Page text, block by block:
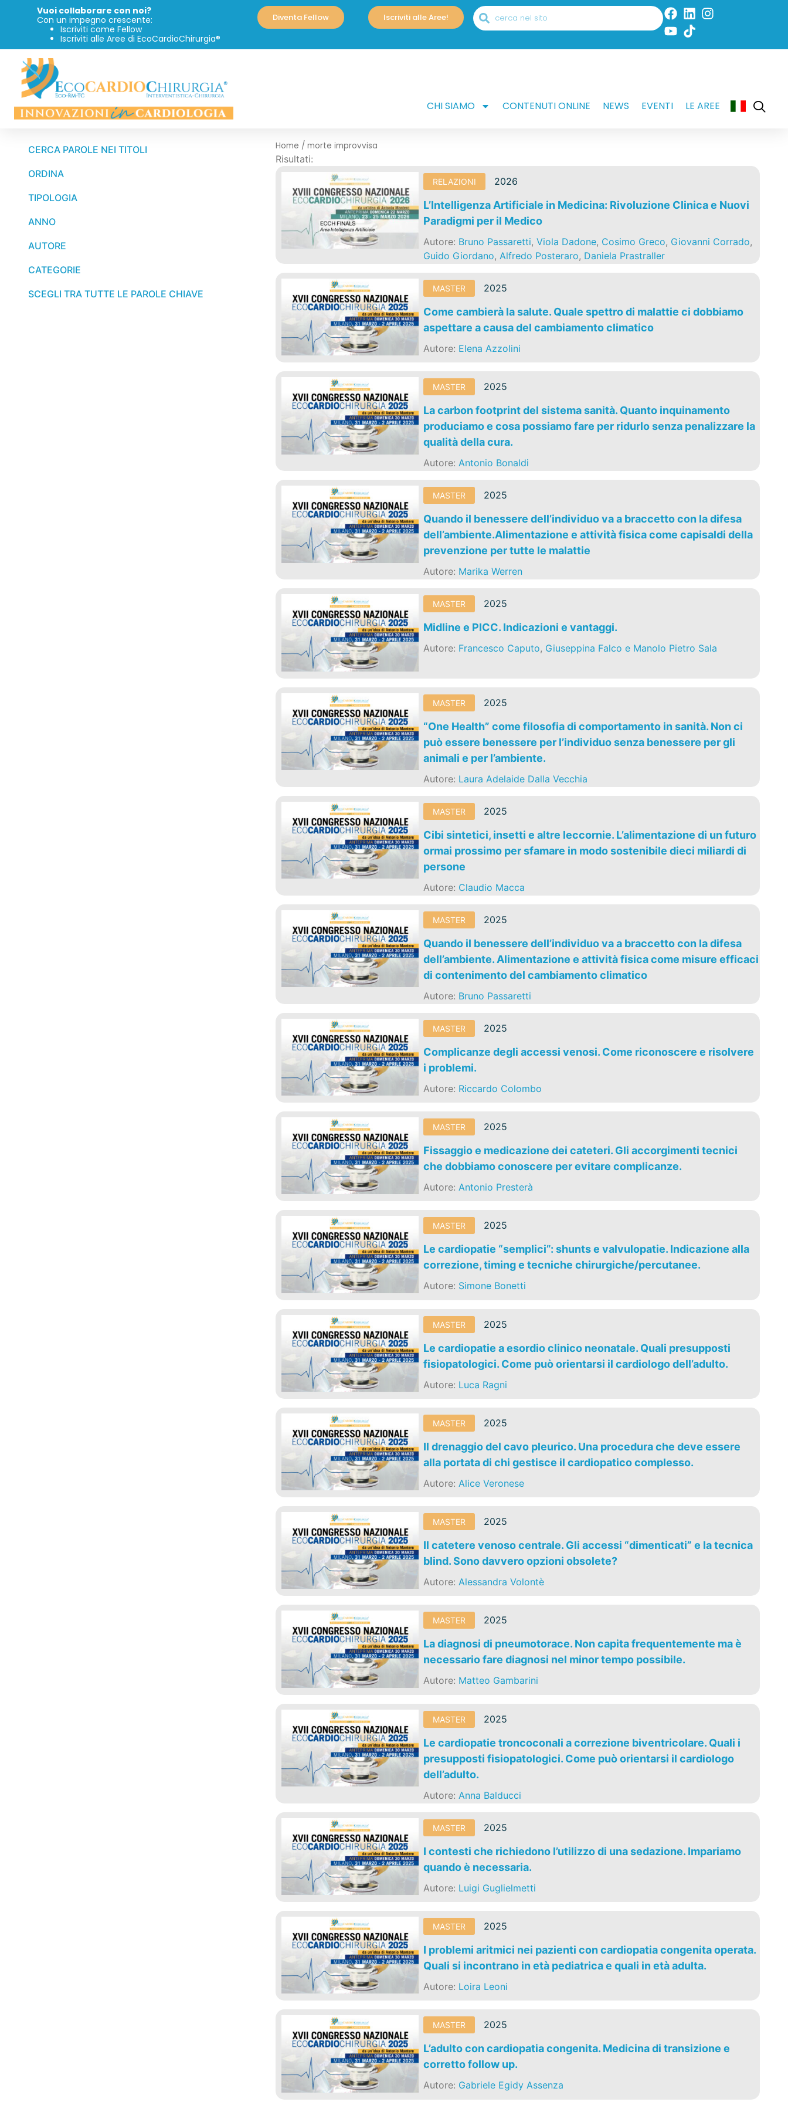
Vuoi collaborare con noi?
Con un impegno crescente:
Iscriviti come Fellow
Iscriviti alle Aree di EcoCardioChirurgia®
Diventa Fellow Iscriviti alle Aree!
CHI SIAMO CONTENUTI ONLINE NEWS EVENTI LE AREE
CERCA PAROLE NEI TITOLI
ORDINA
TIPOLOGIA
ANNO
AUTORE
CATEGORIE
SCEGLI TRA TUTTE LE PAROLE CHIAVE
Home /morte improvvisa
Risultati:
RELAZIONI 2026
L’Intelligenza Artificiale in Medicina: Rivoluzione Clinica e Nuovi
Paradigmi per il Medico
Autore: Bruno Passaretti, Viola Dadone, Cosimo Greco, Giovanni Corrado,
Guido Giordano, Alfredo Posteraro, Daniela Prastraller
MASTER 2025
Come cambierà la salute. Quale spettro di malattie ci dobbiamo
aspettare a causa del cambiamento climatico
Autore: Elena Azzolini
MASTER 2025
La carbon footprint del sistema sanità. Quanto inquinamento
produciamo e cosa possiamo fare per ridurlo senza penalizzare la
qualità della cura.
Autore: Antonio Bonaldi
MASTER 2025
Quando il benessere dell’individuo va a braccetto con la difesa
dell’ambiente.Alimentazione e attività fisica come capisaldi della
prevenzione per tutte le malattie
Autore: Marika Werren
MASTER 2025
Midline e PICC. Indicazioni e vantaggi.
Autore: Francesco Caputo, Giuseppina Falco e Manolo Pietro Sala
MASTER 2025
“One Health” come filosofia di comportamento in sanità. Non ci
può essere benessere per l’individuo senza benessere per gli
animali e per l’ambiente.
Autore: Laura Adelaide Dalla Vecchia
MASTER 2025
Cibi sintetici, insetti e altre leccornie. L’alimentazione di un futuro
ormai prossimo per sfamare in modo sostenibile dieci miliardi di
persone
Autore: Claudio Macca
MASTER 2025
Quando il benessere dell’individuo va a braccetto con la difesa
dell’ambiente. Alimentazione e attività fisica come misure efficaci
di contenimento del cambiamento climatico
Autore: Bruno Passaretti
MASTER 2025
Complicanze degli accessi venosi. Come riconoscere e risolvere
i problemi.
Autore: Riccardo Colombo
MASTER 2025
Fissaggio e medicazione dei cateteri. Gli accorgimenti tecnici
che dobbiamo conoscere per evitare complicanze.
Autore: Antonio Presterà
MASTER 2025
Le cardiopatie “semplici”: shunts e valvulopatie. Indicazione alla
correzione, timing e tecniche chirurgiche/percutanee.
Autore: Simone Bonetti
MASTER 2025
Le cardiopatie a esordio clinico neonatale. Quali presupposti
fisiopatologici. Come può orientarsi il cardiologo dell’adulto.
Autore: Luca Ragni
MASTER 2025
Il drenaggio del cavo pleurico. Una procedura che deve essere
alla portata di chi gestisce il cardiopatico complesso.
Autore: Alice Veronese
MASTER 2025
Il catetere venoso centrale. Gli accessi “dimenticati” e la tecnica
blind. Sono davvero opzioni obsolete?
Autore: Alessandra Volontè
MASTER 2025
La diagnosi di pneumotorace. Non capita frequentemente ma è
necessario fare diagnosi nel minor tempo possibile.
Autore: Matteo Gambarini
MASTER 2025
Le cardiopatie troncoconali a correzione biventricolare. Quali i
presupposti fisiopatologici. Come può orientarsi il cardiologo
dell’adulto.
Autore: Anna Balducci
MASTER 2025
I contesti che richiedono l’utilizzo di una sedazione. Impariamo
quando è necessaria.
Autore: Luigi Guglielmetti
MASTER 2025
I problemi aritmici nei pazienti con cardiopatia congenita operata.
Quali si incontrano in età pediatrica e quali in età adulta.
Autore: Loira Leoni
MASTER 2025
L’adulto con cardiopatia congenita. Medicina di transizione e
corretto follow up.
Autore: Gabriele Egidy Assenza